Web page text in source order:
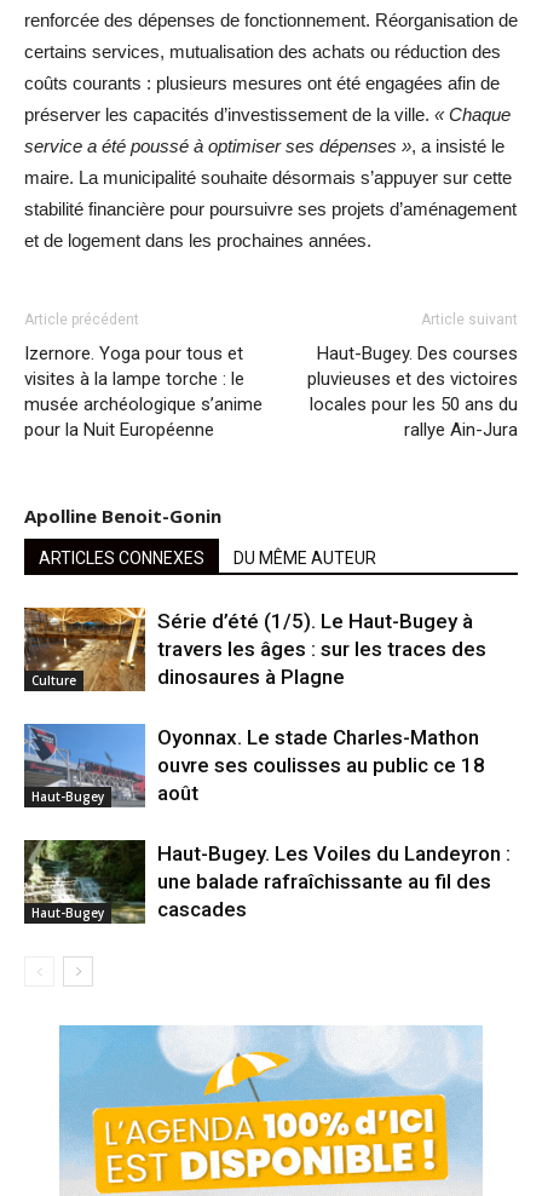
renforcée des dépenses de fonctionnement. Réorganisation de
certains services, mutualisation des achats ou réduction des
coûts courants : plusieurs mesures ont été engagées afin de
préserver les capacités d’investissement de la ville. « Chaque
service a été poussé à optimiser ses dépenses », a insisté le
maire. La municipalité souhaite désormais s’appuyer sur cette
stabilité financière pour poursuivre ses projets d’aménagement
et de logement dans les prochaines années.
Article précédent
Izernore. Yoga pour tous et
visites à la lampe torche : le
musée archéologique s’anime
pour la Nuit Européenne
Article suivant
Haut-Bugey. Des courses
pluvieuses et des victoires
locales pour les 50 ans du
rallye Ain-Jura
Apolline Benoit-Gonin
ARTICLES CONNEXES DU MÊME AUTEUR
Culture
Série d’été (1/5). Le Haut-Bugey à
travers les âges : sur les traces des
dinosaures à Plagne
Haut-Bugey
Oyonnax. Le stade Charles-Mathon
ouvre ses coulisses au public ce 18
août
Haut-Bugey
Haut-Bugey. Les Voiles du Landeyron :
une balade rafraîchissante au fil des
cascades